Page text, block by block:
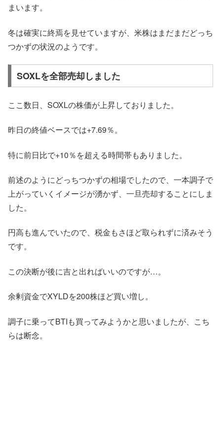
まいます。
冬は確実に終焉を見せていますが、米株はまだまだどっち
つかずの状況のようです。
SOXLを全部売却しました
ここ数日、SOXLの株価が上昇しておりました。
昨日の終値ベースでは+7.69％。
特に前日比で+10％を超える時間帯もありました。
前述のようにどっちつかずの相場でしたので、一本調子で
上がっていくイメージが湧かず、一旦売却することにしま
した。
円高も進んでいたので、税金もさほど取られずに済みそう
です。
この決断が後に吉と出ればいいのですが…。
余剰資金でXYLDを200株ほど買い増し。
調子に乗ってBTIも買ってみようかと思いましたが、こち
らは断念。